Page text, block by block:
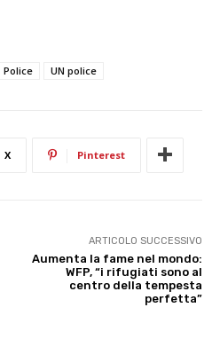
Police UN police
X Pinterest
ARTICOLO SUCCESSIVO
Aumenta la fame nel mondo:
WFP, “i rifugiati sono al
centro della tempesta
perfetta”